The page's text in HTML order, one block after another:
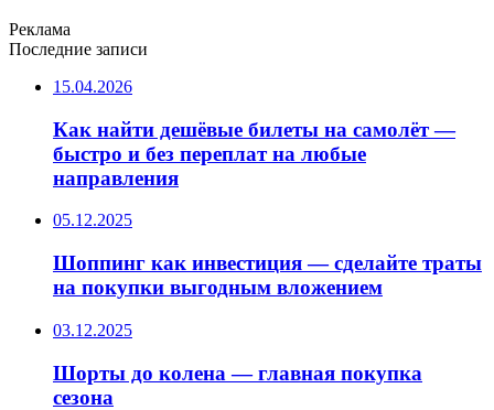
Реклама
Последние записи
15.04.2026
Как найти дешёвые билеты на самолёт —
быстро и без переплат на любые
направления
05.12.2025
Шоппинг как инвестиция — сделайте траты
на покупки выгодным вложением
03.12.2025
Шорты до колена — главная покупка
сезона